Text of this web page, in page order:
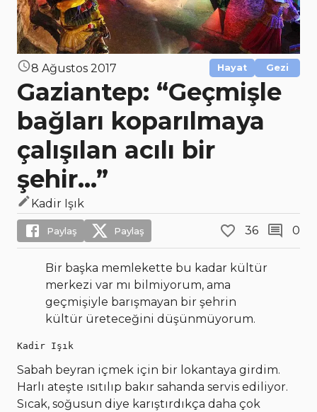
8 Ağustos 2017 Hayat Gezi
Gaziantep: “Geçmişle
bağları koparılmaya
çalışılan acılı bir
şehir...”
Kadir Işık
Paylaş Paylaş 36 0
Bir başka memlekette bu kadar kültür
merkezi var mı bilmiyorum, ama
geçmişiyle barışmayan bir şehrin
kültür üreteceğini düşünmüyorum.
Kadir Işık
Sabah beyran içmek için bir lokantaya girdim.
Harlı ateşte ısıtılıp bakır sahanda servis ediliyor.
Sıcak, soğusun diye karıştırdıkça daha çok